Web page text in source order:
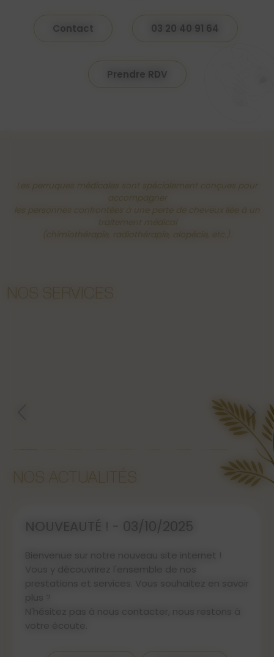
Contact 03 20 40 91 64
Prendre RDV
Les perruques médicales sont spécialement conçues pour
les personnes confrontées à une perte de cheveux liée à un
(chimiothérapie, radiothérapie, alopécie, etc.).
NOS SERVICES
NOS ACTUALITÉS
NOUVEAUTÉ ! - 03/10/2025
Bienvenue sur notre nouveau site internet !
prestations et services. Vous souhaitez en savoir
N'hésitez pas à nous contacter, nous restons à